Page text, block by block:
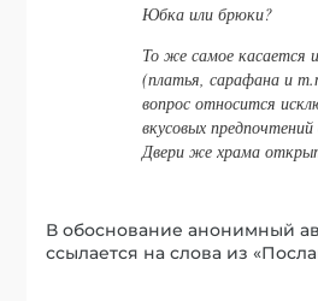
Юбка или брюки?
То же самое касается
(платья, сарафана и
вопрос относится
вкусовых
Двери же храма
В обоснование анонимный
ссылается на слова из